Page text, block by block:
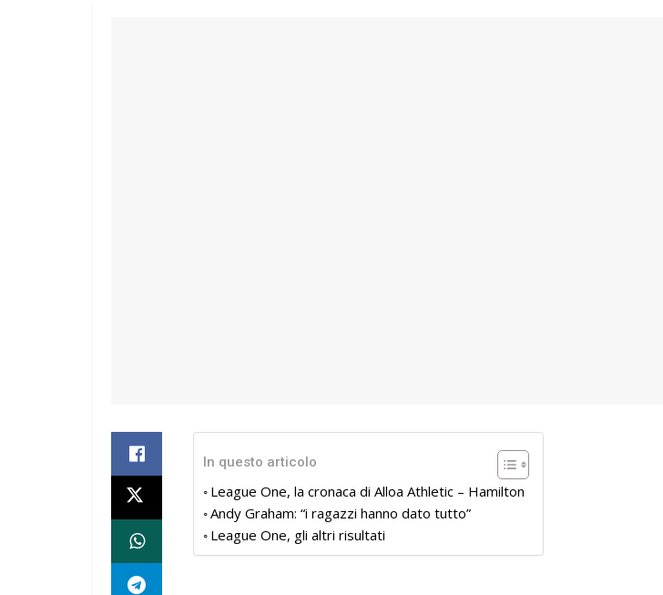
In questo articolo
League One, la cronaca di Alloa Athletic – Hamilton
Andy Graham: “i ragazzi hanno dato tutto”
League One, gli altri risultati